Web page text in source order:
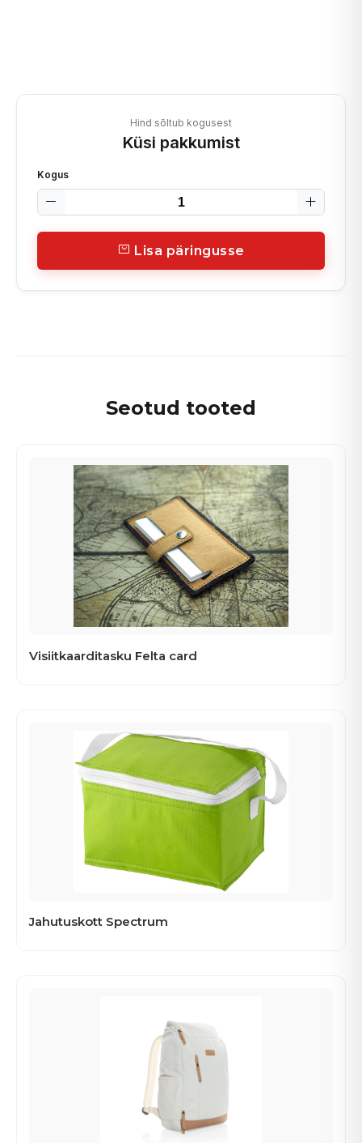
Hind sõltub kogusest
Küsi pakkumist
Kogus
Lisa päringusse
Seotud tooted
Visiitkaarditasku Felta card
Jahutuskott Spectrum